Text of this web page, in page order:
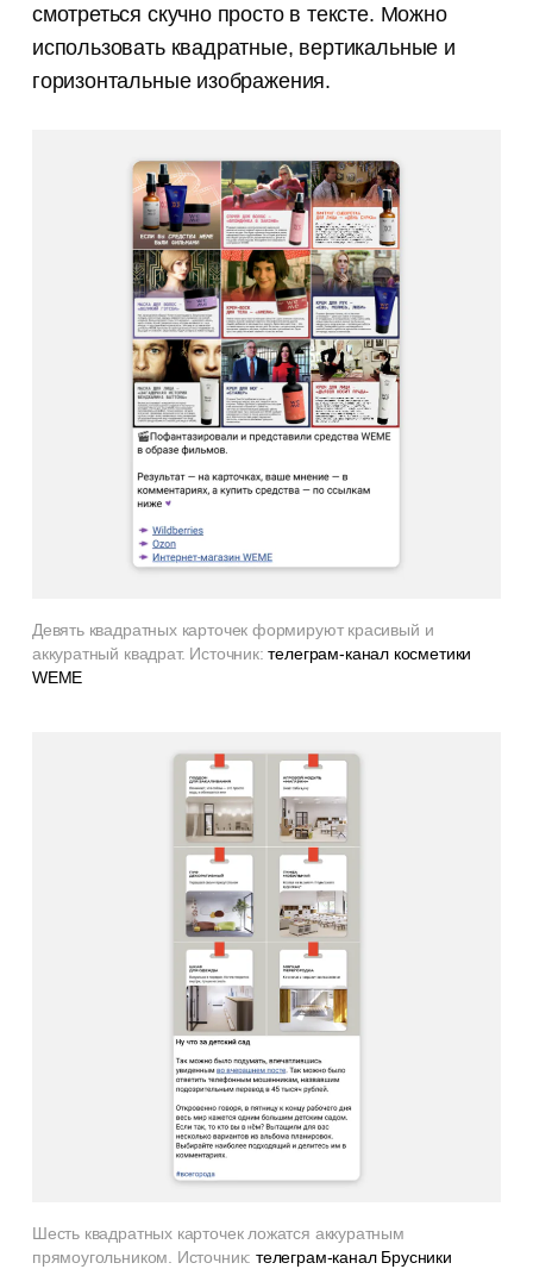
смотреться скучно просто в тексте. Можно
использовать квадратные, вертикальные и
горизонтальные изображения.
Девять квадратных карточек формируют красивый и
аккуратный квадрат. Источник:телеграм-канал косметики
WEME
Шесть квадратных карточек ложатся аккуратным
прямоугольником. Источник:телеграм-канал Брусники